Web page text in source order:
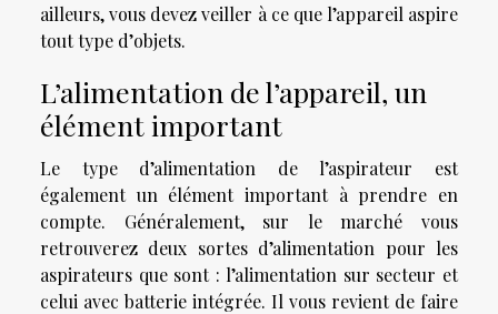
ailleurs, vous devez veiller à ce que l’appareil aspire
tout type d’objets.
L’alimentation de l’appareil, un
élément important
Le type d’alimentation de l’aspirateur est
également un élément important à prendre en
compte. Généralement, sur le marché vous
retrouverez deux sortes d’alimentation pour les
aspirateurs que sont : l’alimentation sur secteur et
celui avec batterie intégrée. Il vous revient de faire